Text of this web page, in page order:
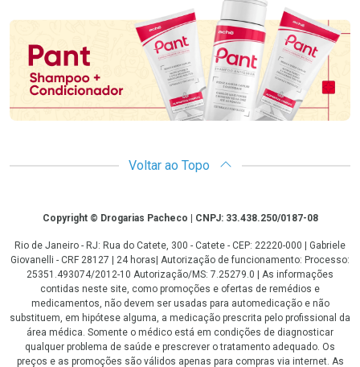
Promoção em Destaque
Voltar ao Topo
CopyrightCopyright © Drogarias Pacheco | CNPJ: 33.438.250/0187-08
Rio de Janeiro - RJ: Rua do Catete, 300 - Catete - CEP: 22220-000 | Gabriele
Giovanelli - CRF 28127 | 24 horas| Autorização de funcionamento: Processo:
25351.493074/2012-10 Autorização/MS: 7.25279.0 | As informações
contidas neste site, como promoções e ofertas de remédios e
medicamentos, não devem ser usadas para automedicação e não
substituem, em hipótese alguma, a medicação prescrita pelo profissional da
área médica. Somente o médico está em condições de diagnosticar
qualquer problema de saúde e prescrever o tratamento adequado. Os
preços e as promoções são válidos apenas para compras via internet. As